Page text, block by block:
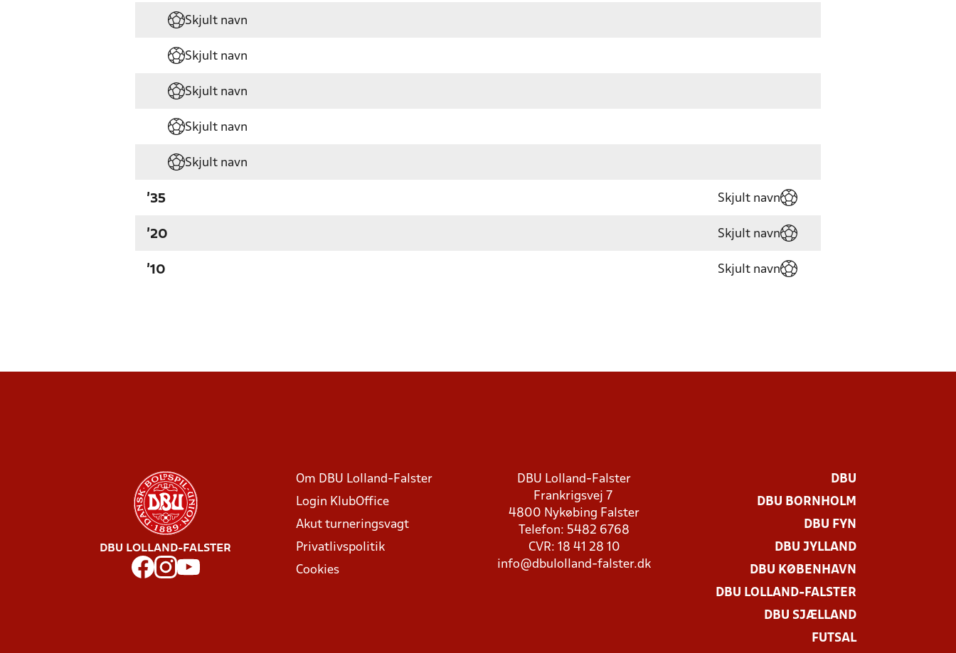
Skjult navn
Skjult navn
Skjult navn
Skjult navn
Skjult navn
'35 Skjult navn
'20 Skjult navn
'10 Skjult navn
DBU LOLLAND-FALSTER
Om DBU Lolland-Falster
Login KlubOffice
Akut turneringsvagt
Privatlivspolitik
Cookies
DBU Lolland-Falster
Frankrigsvej 7
4800 Nykøbing Falster
Telefon: 5482 6768
CVR: 18 41 28 10
info@dbulolland-falster.dk
DBU
DBU BORNHOLM
DBU FYN
DBU JYLLAND
DBU KØBENHAVN
DBU LOLLAND-FALSTER
DBU SJÆLLAND
FUTSAL